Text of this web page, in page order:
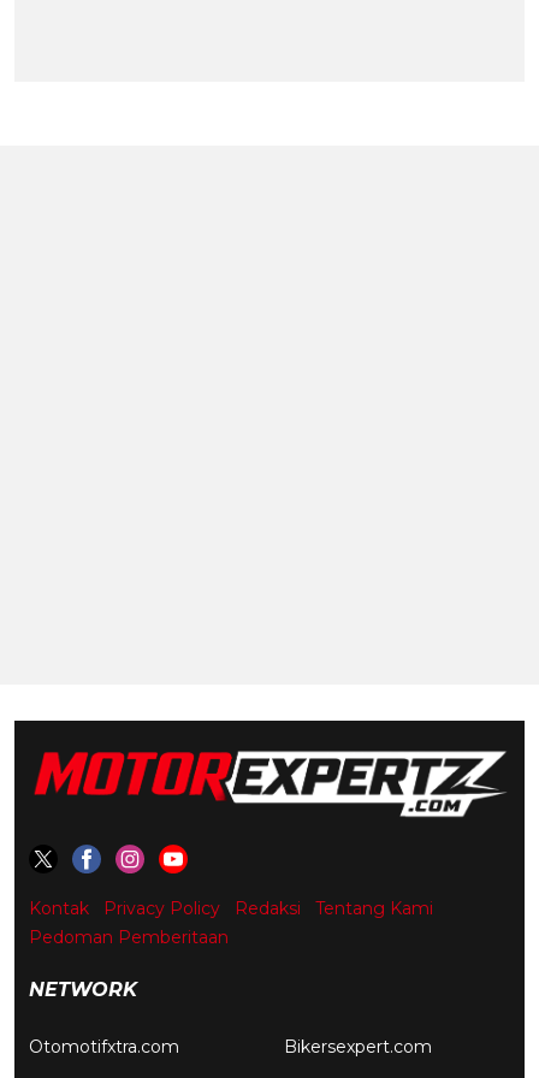
Kontak Privacy Policy Redaksi
Tentang Kami
Pedoman Pemberitaan
NETWORK
Otomotifxtra.com
Bikersexpert.com